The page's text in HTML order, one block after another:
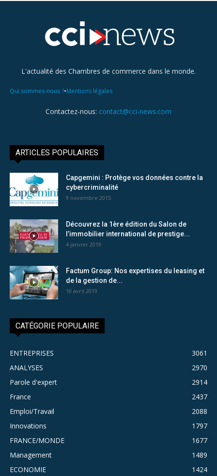
L'actualité des Chambres de commerce dans le monde.
Qui sommes-nous ?•Mentions légales
Contactez-nous: contact@cci-news.com
ARTICLES POPULAIRES
Capgemini : Protège vos données contre la
cybercriminalité
9 novembre 2015
Découvrez la 1ère édition du Salon de
l’immobilier international de prestige...
4 janvier 2019
Factum Group: Nos expertises du leasing et
de la gestion de...
10 avril 2019
CATÉGORIE POPULAIRE
ENTREPRISES
3061
ANALYSES
2970
Parole d'expert
2914
France
2437
Emploi/Travail
2088
Innovations
1797
FRANCE/MONDE
1677
Management
1489
ECONOMIE
1424